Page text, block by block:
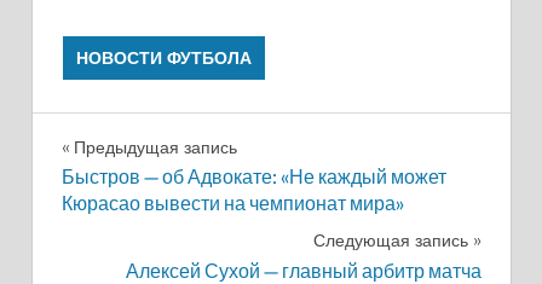
НОВОСТИ ФУТБОЛА
Навигация
по
Предыдущая запись
Быстров — об Адвокате: «Не каждый может
Кюрасао вывести на чемпионат мира»
Следующая запись
Алексей Сухой — главный арбитр матча